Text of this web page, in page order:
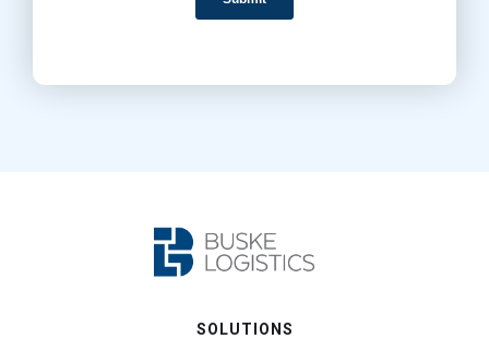
SOLUTIONS